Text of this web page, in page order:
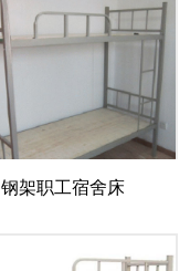
钢架职工宿舍床